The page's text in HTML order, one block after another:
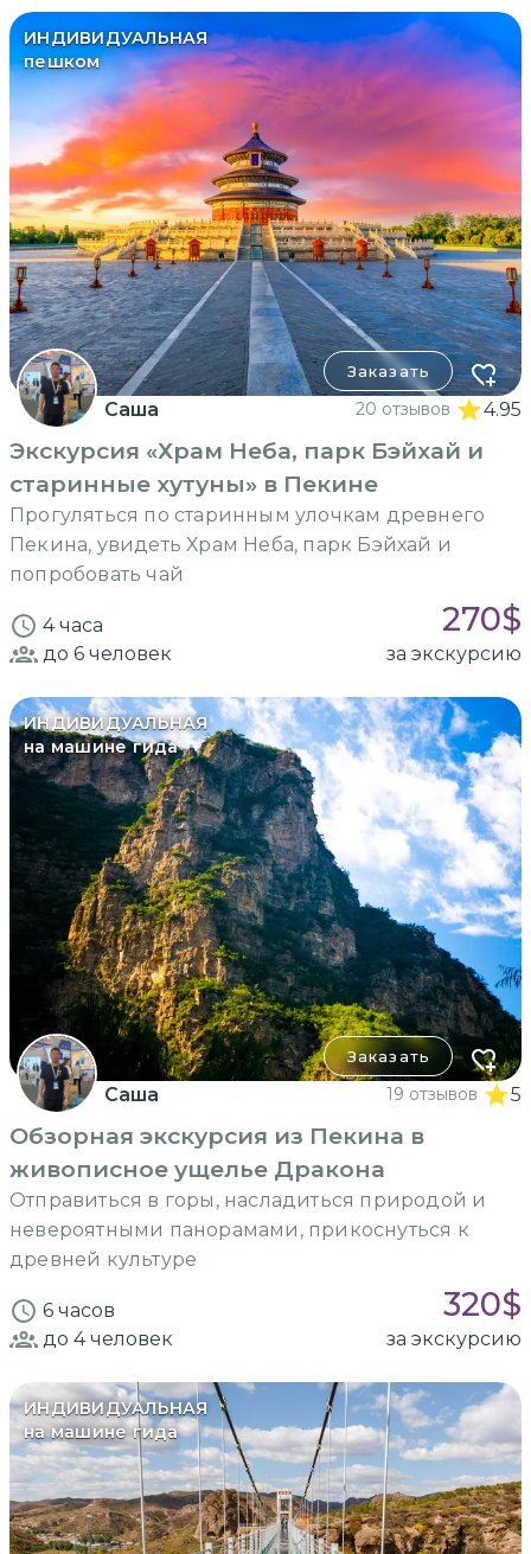
ИНДИВИДУАЛЬНАЯ
пешком
Заказать
Саша 20 отзывов 4.95
Экскурсия «Храм Неба, парк Бэйхай и
старинные хутуны» в Пекине
Прогуляться по старинным улочкам древнего
Пекина, увидеть Храм Неба, парк Бэйхай и
попробовать чай
4 часа 270$
до 6 человек за экскурсию
ИНДИВИДУАЛЬНАЯ
на машине гида
Заказать
Саша 19 отзывов 5
Обзорная экскурсия из Пекина в
живописное ущелье Дракона
Отправиться в горы, насладиться природой и
невероятными панорамами, прикоснуться к
древней культуре
6 часов 320$
до 4человек за экскурсию
ИНДИВИДУАЛЬНАЯ
на машине гида